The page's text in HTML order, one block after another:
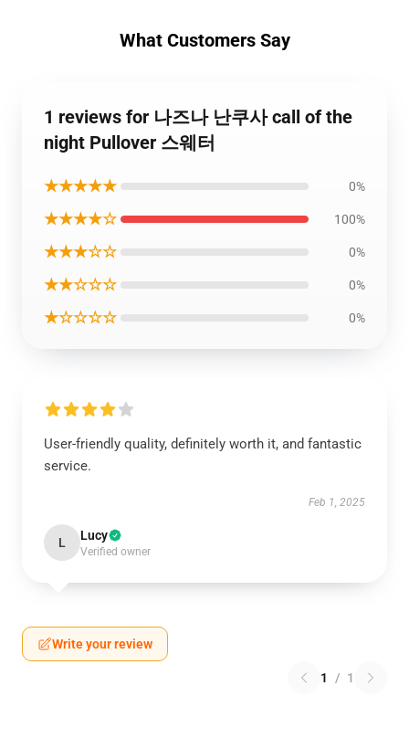
What Customers Say
1 reviews for 나즈나 난쿠사 call of the
night Pullover 스웨터
★★★★★ 0%
★★★★☆ 100%
★★★☆☆ 0%
★★☆☆☆ 0%
★☆☆☆☆ 0%
User-friendly quality, definitely worth it, and fantastic
service.
Feb 1, 2025
L Lucy
Verified owner
Write your review
1 / 1